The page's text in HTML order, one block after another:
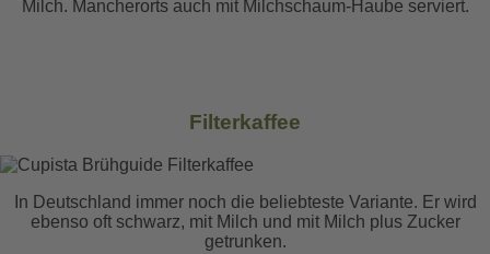
Milch. Mancherorts auch mit Milchschaum-Haube serviert.
Filterkaffee
In Deutschland immer noch die beliebteste Variante. Er wird
ebenso oft schwarz, mit Milch und mit Milch plus Zucker
getrunken.